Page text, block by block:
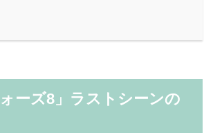
ォーズ8」ラストシーンの